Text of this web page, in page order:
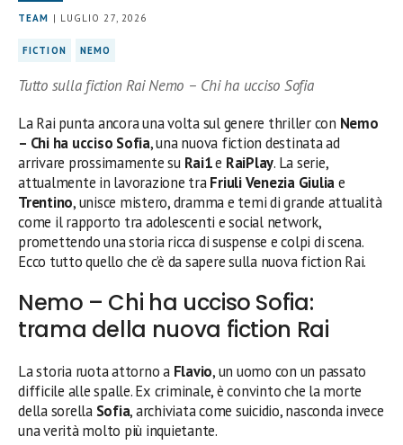
TEAM | LUGLIO 27, 2026
FICTION NEMO
Tutto sulla fiction Rai Nemo – Chi ha ucciso Sofia
La Rai punta ancora una volta sul genere thriller con Nemo
– Chi ha ucciso Sofia, una nuova fiction destinata ad
arrivare prossimamente su Rai1e RaiPlay. La serie,
attualmente in lavorazione traFriuli Venezia Giuliae
Trentino, unisce mistero, dramma e temi di grande attualità
come il rapporto tra adolescenti e social network,
promettendo una storia ricca di suspense e colpi di scena.
Ecco tutto quello che c’è da sapere sulla nuova fiction Rai.
Nemo – Chi ha ucciso Sofia:
trama della nuova fiction Rai
La storia ruota attorno a Flavio, un uomo con un passato
difficile alle spalle. Ex criminale, è convinto che la morte
della sorella Sofia, archiviata come suicidio, nasconda invece
una verità molto più inquietante.